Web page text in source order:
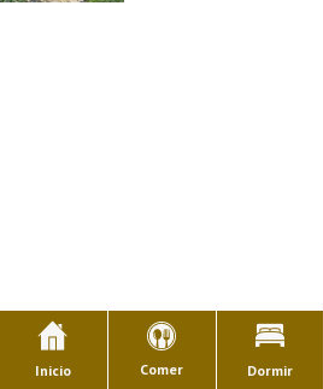
Inicio Comer Dormir